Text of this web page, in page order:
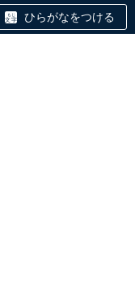
ひらがなをつける